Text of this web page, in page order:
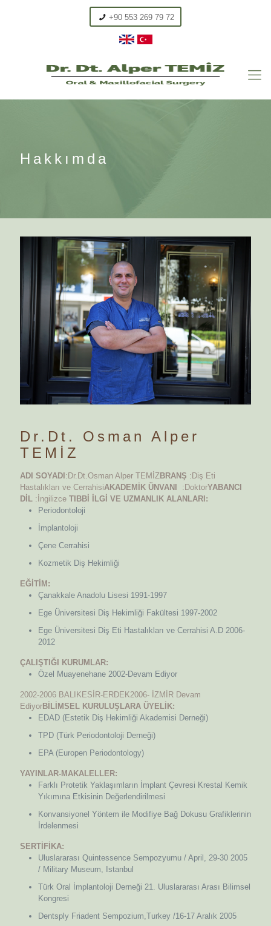
+90 553 269 79 72
Hakkımda
Dr.Dt. Osman Alper
TEMİZ
ADI SOYADI :Dr.Dt.Osman Alper TEMİZ BRANŞ :Diş Eti
Hastalıkları ve CerrahisiAKADEMİK ÜNVANI :DoktorYABANCI
DİL :İngilizce TIBBİ İLGİ VE UZMANLIK ALANLARI:
Periodontoloji
İmplantoloji
Çene Cerrahisi
Kozmetik Diş Hekimliği
EĞİTİM:
Çanakkale Anadolu Lisesi 1991-1997
Ege Üniversitesi Diş Hekimliği Fakültesi 1997-2002
Ege Üniversitesi Diş Eti Hastalıkları ve Cerrahisi A.D 2006-
2012
ÇALIŞTIĞI KURUMLAR:
Özel Muayenehane 2002-Devam Ediyor
2002-2006 BALIKESİR-ERDEK2006- İZMİR Devam
Ediyor BİLİMSEL KURULUŞLARA ÜYELİK:
EDAD (Estetik Diş Hekimliği Akademisi Derneği)
TPD (Türk Periodontoloji Derneği)
EPA (Europen Periodontology)
YAYINLAR-MAKALELLER:
Farklı Protetik Yaklaşımların İmplant Çevresi Krestal Kemik
Yıkımına Etkisinin Değerlendirilmesi
Konvansiyonel Yöntem ile Modifiye Bağ Dokusu Grafiklerinin
İrdelenmesi
SERTİFİKA:
Uluslararası Quintessence Sempozyumu / April, 29-30 2005
/ Military Museum, Istanbul
Türk Oral İmplantoloji Derneği 21. Uluslararası Arası Bilimsel
Kongresi
Dentsply Friadent Sempozium,Turkey /16-17 Aralık 2005